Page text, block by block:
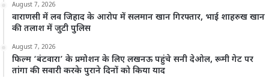
August 7, 2026
वाराणसी में लव जिहाद के आरोप में सलमान खान गिरफ्तार, भाई शाहरुख खान
की तलाश में जुटी पुलिस
August 7, 2026
फिल्म ‘बंटवारा’ के प्रमोशन के लिए लखनऊ पहुंचे सनी देओल, रूमी गेट पर
तांगा की सवारी करके पुराने दिनों को किया याद